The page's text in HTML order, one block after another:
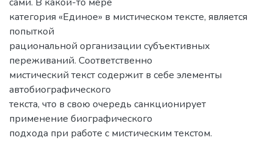
категория «Единое» в мистическом тексте, является
попыткой
рациональной организации субъективных
переживаний. Соответственно
мистический текст содержит в себе элементы
автобиографического
текста, что в свою очередь санкционирует
применение биографического
подхода при работе с мистическим текстом.